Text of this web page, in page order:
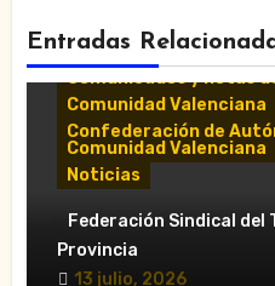
Entradas
Comunicados y notas
Comunidad Valenciana
Confederación de
Comunidad Valenciana
Noticias
«El taxi de Alicante
desánimo tras una
con la Conselleria
Federación Sindical del
Provincia
13 julio, 2026